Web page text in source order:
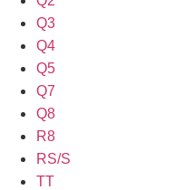
Q3
Q4
Q5
Q7
Q8
R8
RS/S
TT